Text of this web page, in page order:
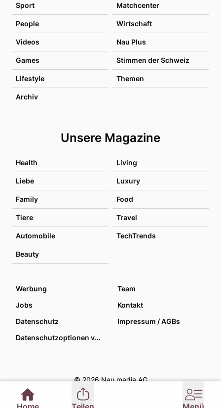
Sport Matchcenter
People Wirtschaft
Videos Nau Plus
Games Stimmen der Schweiz
Lifestyle Themen
Archiv
Unsere Magazine
Health Living
Liebe Luxury
Family Food
Tiere Travel
Automobile TechTrends
Beauty
Werbung
Team
Jobs
Kontakt
Datenschutz
Impressum / AGBs
Datenschutzoptionen verwalten
© 2026 Nau media AG